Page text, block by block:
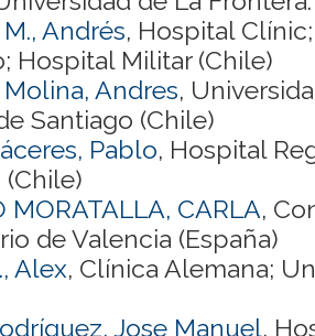
Andrés, Hospital
Hospital Militar (Chile)
Andres,
Santiago (Chile)
Pablo, Hospital
(Chile)
MORATALLA, CARLA,
de Valencia (España)
Alex, Clínica Alemana;
Jose Manuel,